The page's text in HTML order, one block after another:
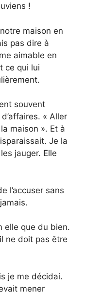
!
maison en
pas dire à
aimable en
ce qui lui
souvent
« Aller
maison ». Et à
Je la
jauger. Elle
l’accuser sans
elle que du bien.
ne doit pas être
je me décidai.
mener